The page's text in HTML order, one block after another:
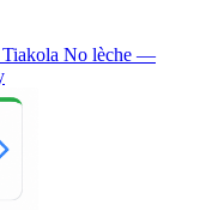
No lèche —